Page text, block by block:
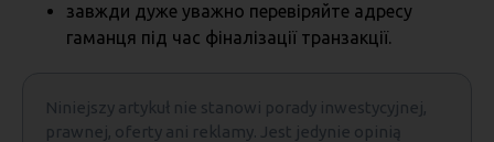
завжди дуже уважно перевіряйте адресу
гаманця під час фіналізації транзакції.
Niniejszy artykuł nie stanowi porady inwestycyjnej,
prawnej, oferty ani reklamy. Jest jedynie opinią